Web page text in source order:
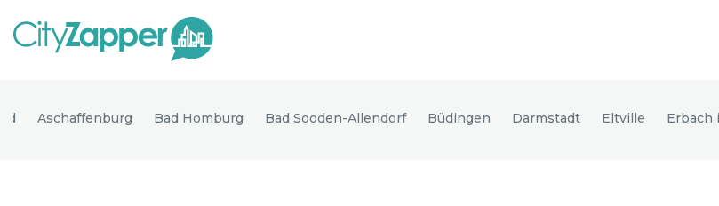
Nederland
Aschaffenburg Bad Homburg Bad Sooden-Allendorf Büdingen Darmstadt Eltville Erbach